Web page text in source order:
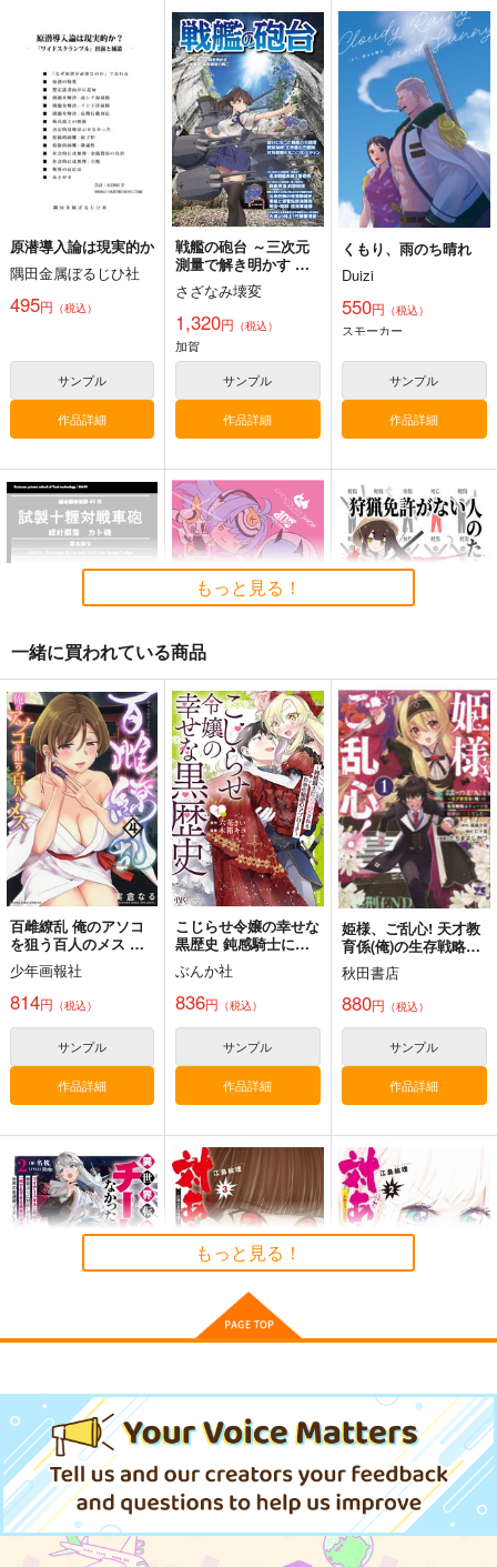
評論・研究
サンプル
カート
麒麟堂
3,960円（税込）
評論・研究
サンプル
カート
600円（税込）
評論・研究
サンプル
カート
ゼロから始める投資生
金はいくら？編
いちべーしす
440円（税込）
評論・研究
武統の場合-中国によ
隅田金属ぼるじひ社
990円（税込）
評論・研究
サンプル
の結婚式のしかた 第
11版
近藤顕彦
2,144円（税込）
評論・研究
原潜導入論は現実的か
隅田金属ぼるじひ社
495円 （税込）
サンプル
作品詳細
戦艦の砲台 ～三次元
測量で解き明かす 対
馬要塞・海軍砲塔の興
亡
さざなみ壊変
1,320円 （税込）
加賀
サンプル
作品詳細
くもり、雨のち晴れ
Duizi
550円 （税込）
スモーカー
サンプル
作品詳細
試製十糎対戦車砲 研
究原簿 カト砲
国本戦車塾
1,320円（税込）
サンプル
最強妖精領域メリュジ
ーヌ対KOS-MOS
チョコレート・ショッ
プ
332円（税込）
メリュジーヌ
サンプル
作品詳細
狩猟免許がない人のた
めの対ヒグマ汎用決戦
兵器
np.
440円（税込）
サンプル
作品詳細
もっと見る！
一緒に買われている商品
百雌繚乱 俺のアソコ
を狙う百人のメス 第4
巻
少年画報社
814円 （税込）
サンプル
作品詳細
こじらせ令嬢の幸せな
黒歴史 鈍感騎士に溺
愛されるための秘密の
アプローチ 1
ぶんか社
836円 （税込）
サンプル
作品詳細
姫様、ご乱心! 天才教
育係(俺)の生存戦略は
キュートな姫様のドS
化でした 1
秋田書店
880円 （税込）
サンプル
作品詳細
ートなかった マイナ
ースキルと戦略で無茶
ぶりに対応してたら
「何でもできる勇者の
相棒」として世界の命
運握ってました 2
オーバーラップ
792円（税込）
サンプル
作品詳細
さまは格闘ゲームなん
てしない 3
KADOKAWA
サンプル
作品詳細
さまは格闘ゲームなん
てしない 2
KADOKAWA
924 （税込）
サンプル
作品詳細
もっと見る！